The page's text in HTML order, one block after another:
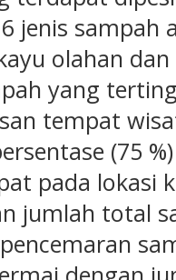
jenis
olahan
yang
tempat
(75
pada lokasi
jumlah total
pencemaran